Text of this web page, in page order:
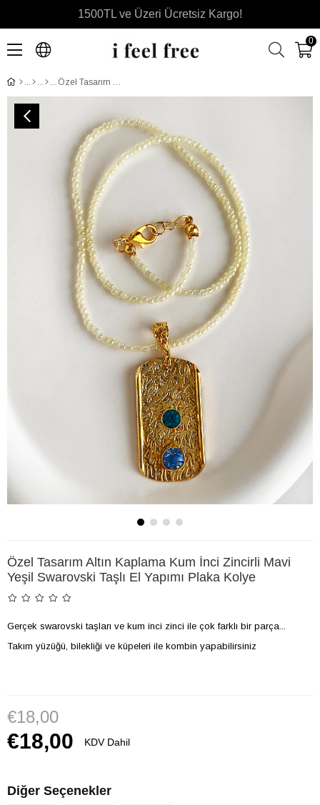
1500TL ve Üzeri Ücretsiz Kargo!
0
Özel Tasarım Altın Kaplama Kum İnci Zincirli Mavi Yeşil Swarovski Taşlı El Yapımı Plaka Kolye
Özel Tasarım Altın Kaplama Kum İnci Zincirli Mavi
Yeşil Swarovski Taşlı El Yapımı Plaka Kolye
Gerçek swarovski taşları ve kum inci zinci ile çok farklı bir parça...
Takım yüzüğü, bilekliği ve küpeleri ile kombin yapabilirsiniz
€18,00
KDV Dahil
€18,00
Diğer Seçenekler